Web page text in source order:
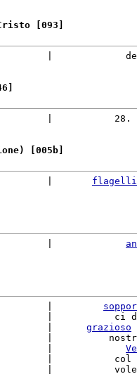
[093]
|
|
[005b]
flagelli
|           ci
grazioso
|
|
|